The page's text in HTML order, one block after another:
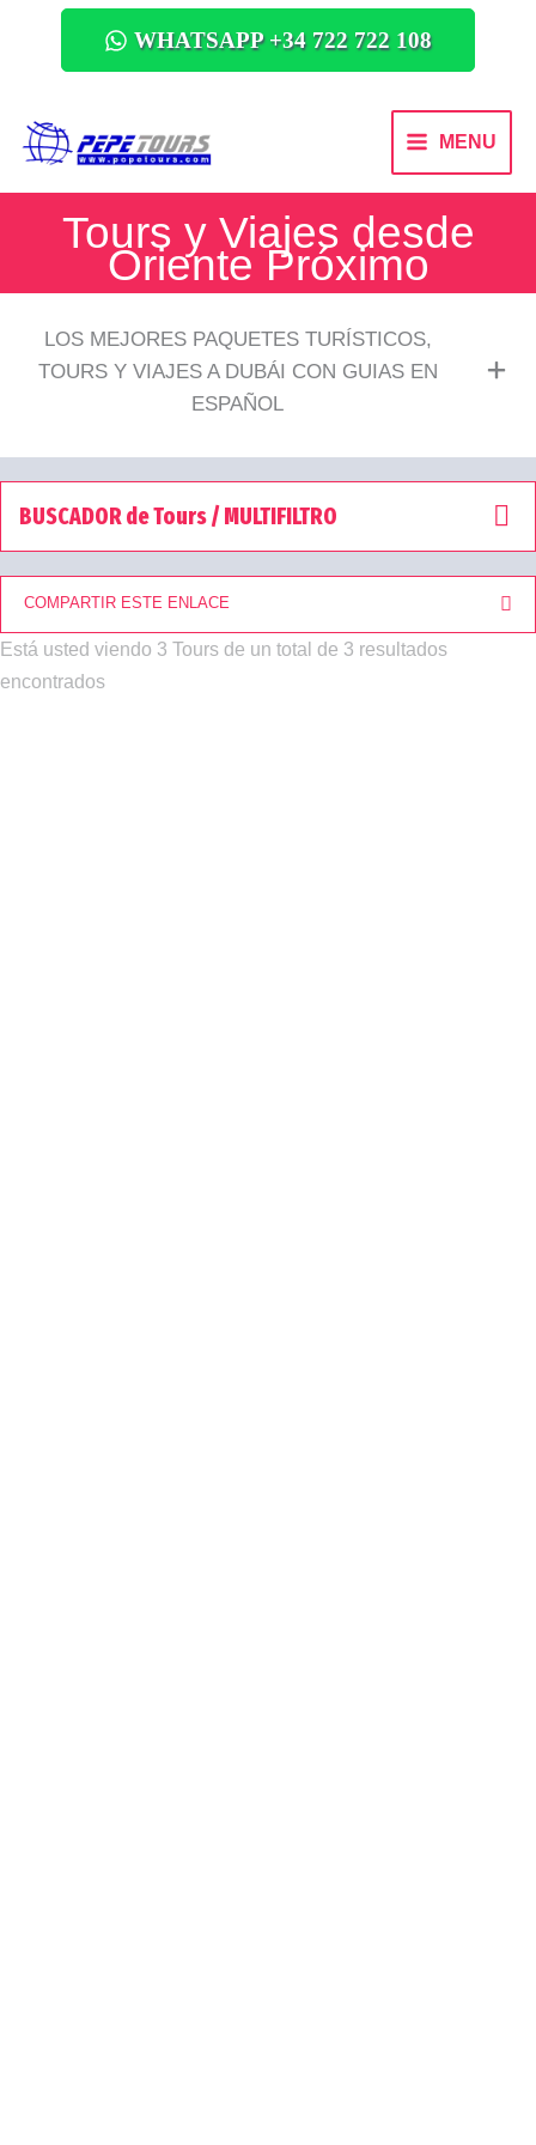
WHATSAPP +34 722 722 108
MENU
Tours y Viajes desde
Oriente Próximo
LOS MEJORES PAQUETES TURÍSTICOS,
TOURS Y VIAJES A DUBÁI CON GUIAS EN
ESPAÑOL
BUSCADOR de Tours / MULTIFILTRO
COMPARTIR ESTE ENLACE
Está usted viendo 3 Tours de un total de 3 resultados
encontrados